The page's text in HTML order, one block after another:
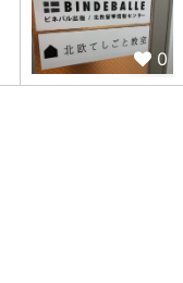
0